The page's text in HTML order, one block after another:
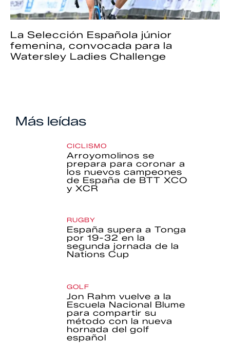
La Selección Española júnior
femenina, convocada para la
Watersley Ladies Challenge
Más leídas
CICLISMO
Arroyomolinos se
prepara para coronar a
los nuevos campeones
de España de BTT XCO
y XCR
RUGBY
España supera a Tonga
por 19-32 en la
segunda jornada de la
Nations Cup
GOLF
Jon Rahm vuelve a la
Escuela Nacional Blume
para compartir su
método con la nueva
hornada del golf
español